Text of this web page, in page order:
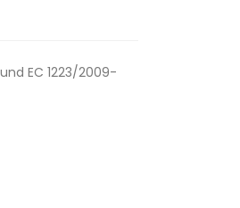
EC 1223/2009-